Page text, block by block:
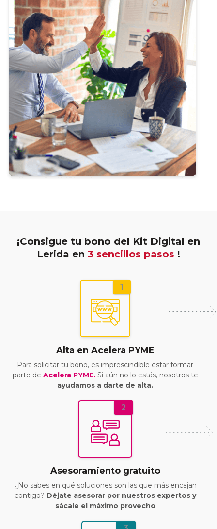
¡Consigue tu bono del Kit Digital en
Lerida en 3 sencillos pasos !
Alta en Acelera PYME
Para solicitar tu bono, es imprescindible estar formar
parte de Acelera PYME. Si aún no lo estás, nosotros te
ayudamos a darte de alta.
1
Asesoramiento gratuito
¿No sabes en qué soluciones son las que más encajan
contigo? Déjate asesorar por nuestros expertos y
sácale el máximo provecho
2